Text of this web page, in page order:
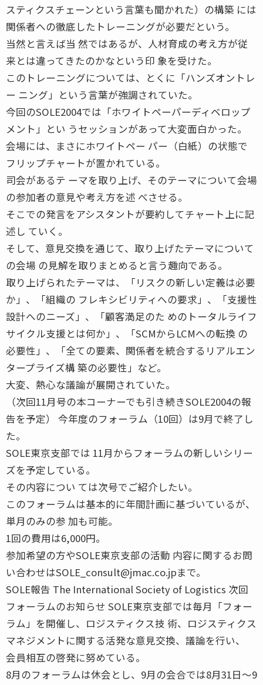
スティクスチェーンという言葉も聞かれた）の構築 には
関係者への徹底したトレーニングが必要だという。
当然と言えば当 然ではあるが、人材育成の考え方が従
来とは違ってきたのかなという印 象を受けた。
このトレーニングについては、とくに「ハンズオントレ
ー ニング」という言葉が強調されていた。
今回のSOLE2004では「ホワイトペーパーディベロップ
メント」とい うセッションがあって大変面白かった。
会場には、まさにホワイトペー パー（白紙）の状態で
フリップチャートが置かれている。
司会があるテ ーマを取り上げ、そのテーマについて会場
の参加者の意見や考え方を述 べさせる。
そこでの発言をアシスタントが要約してチャート上に記
述し ていく。
そして、意見交換を通じて、取り上げたテーマについて
の会場 の見解を取りまとめると言う趣向である。
取り上げられたテーマは、「リスクの新しい定義は必要
か」、「組織の フレキシビリティへの要求」、「支援性
設計へのニーズ」、「顧客満足のた めのトータルライフ
サイクル支援とは何か」、「SCMからLCMへの転換 の
必要性」、「全ての要素、関係者を統合するリアルエン
タープライズ構 築の必要性」など。
大変、熱心な議論が展開されていた。
（次回11月号の本コーナーでも引き続きSOLE2004の報
告を予定） 今年度のフォーラム（10回）は9月で終了し
た。
SOLE東京支部では 11月からフォーラムの新しいシリー
ズを予定している。
その内容につい ては次号でご紹介したい。
このフォーラムは基本的に年間計画に基づいているが、
単月のみの参 加も可能。
1回の費用は6,000円。
参加希望の方やSOLE東京支部の活動 内容に関するお問
い合わせはSOLE_consult@jmac.co.jpまで。
SOLE報告 The International Society of Logistics 次回
フォーラムのお知らせ SOLE東京支部では毎月「フォー
ラム」を開催し、ロジスティクス技 術、ロジスティクス
マネジメントに関する活発な意見交換、議論を行い、
会員相互の啓発に努めている。
8月のフォーラムは休会とし、9月の会合では8月31日〜9